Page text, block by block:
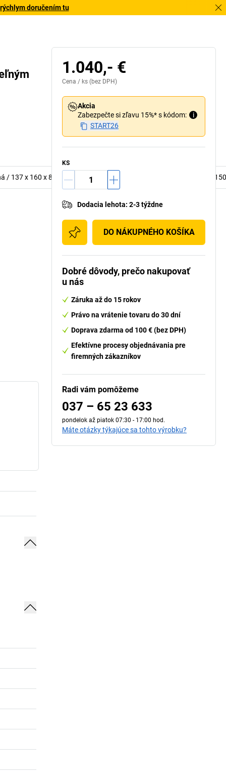
doručením tu
/ 137 x 160 x 82 mm 24 x zelená / 102 x 215 x 75 mm 16 x modrá /
1.040,- €
Cena / ks (bez DPH)
Akcia
Zabezpečte si zľavu 15%* s kódom:
i
START26
KS
Dodacia lehota: 2-3 týždne
DO NÁKUPNÉHO KOŠÍKA
Dobré dôvody, prečo nakupovať
u nás
Záruka až do 15 rokov
Právo na vrátenie tovaru do 30 dní
Doprava zdarma od 100 € (bez DPH)
Efektívne procesy objednávania pre
firemných zákazníkov
Radi vám pomôžeme
037 – 65 23 633
pondelok až piatok 07:30 - 17:00 hod.
Máte otázky týkajúce sa tohto výrobku?